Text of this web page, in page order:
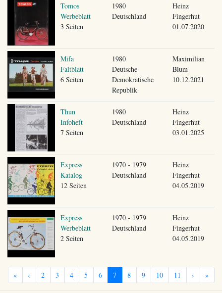
Tomos
Werbeblatt
3 Seiten
1980
Deutschland
Heinz
Fingerhut
01.07.2020
Mifa
Faltblatt
6 Seiten
1980
Deutsche
Demokratische
Republik
Maximilian
Blum
10.12.2021
Thun
Infoheft
7 Seiten
1980
Deutschland
Heinz
Fingerhut
03.01.2025
Express
Katalog
12 Seiten
1970 - 1979
Deutschland
Heinz
Fingerhut
04.05.2019
Express
Werbeblatt
2 Seiten
1970 - 1979
Deutschland
Heinz
Fingerhut
04.05.2019
« ‹ 2 3 4 5 6 7 8 9 10 11 › »